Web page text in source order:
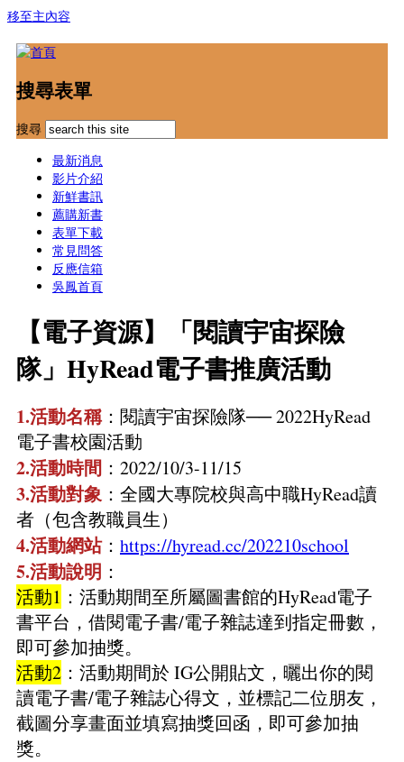
移至主內容
搜尋表單
搜尋
最新消息
影片介紹
新鮮書訊
薦購新書
表單下載
常見問答
反應信箱
吳鳳首頁
【電子資源】「閱讀宇宙探險
隊」HyRead電子書推廣活動
1.活動名稱：閱讀宇宙探險隊── 2022HyRead
電子書校園活動
2.活動時間 ：2022/10/3-11/15
3.活動對象 ：全國大專院校與高中職HyRead讀
者（包含教職員生）
4.活動網站： https://hyread.cc/202210school
5.活動說明 ：
活動1 ：活動期間至所屬圖書館的HyRead電子
書平台，借閱電子書/電子雜誌達到指定冊數，
即可參加抽獎。
活動2 ：活動期間於 IG公開貼文，曬出你的閱
讀電子書/電子雜誌心得文，並標記二位朋友，
截圖分享畫面並填寫抽獎回函，即可參加抽
獎。